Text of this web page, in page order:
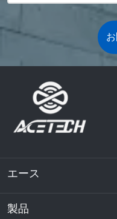
エース
私たちに関しては
製品